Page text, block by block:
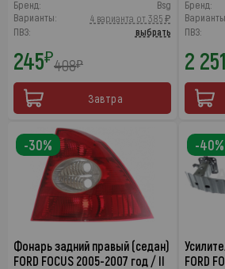
Бренд:
Bsg
Варианты:
4 варианта от 385 ₽
ПВЗ:
выбрать
245₽408₽
Завтра
Бренд:
ПВЗ:
2 251
Фонарь задний правый (седан)
FORD FOCUS 2005-2007 год / II
-30%
FORD
-40%